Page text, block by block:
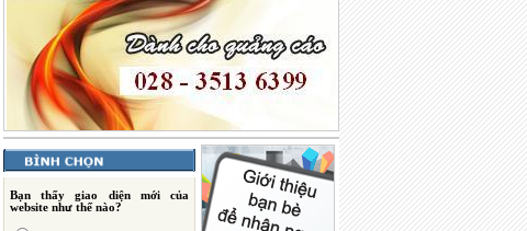
Bạn thấy giao diện mới của
website như thế nào?